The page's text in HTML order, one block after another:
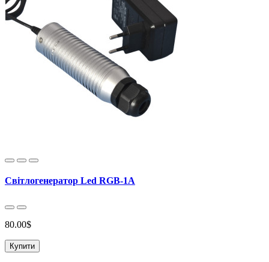
Світлогенератор Led RGB-1A
80.00$
Купити